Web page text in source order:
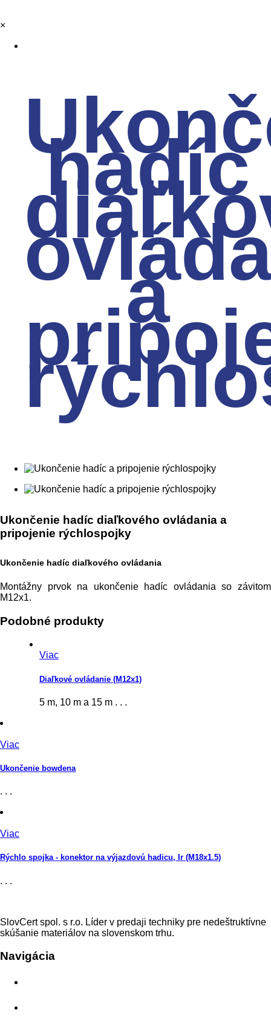
×
hadíc
a
Ukončenie hadíc diaľkového ovládania a
pripojenie rýchlospojky
Ukončenie hadíc diaľkového ovládania
Montážny prvok na ukončenie hadíc ovládania so závitom
M12x1.
Podobné produkty
Viac
Diaľkové ovládanie (M12x1)
5 m, 10 m a 15 m . . .
Viac
Ukončenie bowdena
. . .
Viac
Rýchlo spojka - konektor na výjazdovú hadicu, Ir (M18x1.5)
. . .
SlovCert spol. s r.o. Líder v predaji techniky pre nedeštruktívne
skúšanie materiálov na slovenskom trhu.
Navigácia